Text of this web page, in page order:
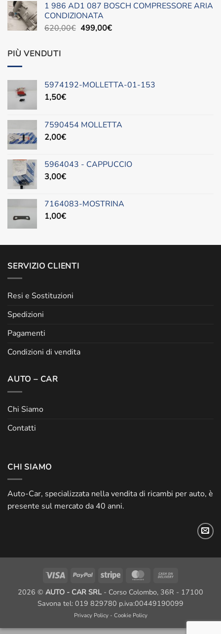
era:
490,00€.
è:
1 986 AD1 087 BOSCH COMPRESSORE ARIA
CONDIZIONATA
620,00€ Il
499,00€Il
PIÙ VENDUTI
5974192-MOLLETTA-01-153
1,50€
7590454 MOLLETTA
2,00€
5964043 - CAPPUCCIO
3,00€
7164083-MOSTRINA
1,00€
SERVIZIO CLIENTI
Resi e Sostituzioni
Spedizioni
Pagamenti
Condizioni di vendita
AUTO – CAR
Chi Siamo
Contatti
CHI SIAMO
Auto-Car, specializzata nella vendita di ricambi per auto, è
presente sul mercato da 40 anni.
Visa PayPal Stripe MasterCard
Delivery
2026 © AUTO - CAR SRL - Corso Colombo, 36R - 17100
Savona tel: 019 829780 p.iva:00449190099
Privacy Policy- Cookie Policy